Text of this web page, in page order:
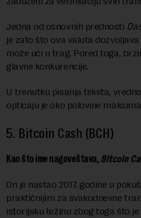
Jedna od osnovnih prednosti
je zato što ova valuta
može ući u trag. Pored toga,
glavne konkurencije.
U trenutku pisanja teksta,
opticaju je oko polovine
5. Bitcoin Cash (BCH)
Kao što ime nagoveštava, Bitcoin
On je nastao 2017. godine u
praktičnijim za svakodnevne
istorijsku težinu zbog toga što